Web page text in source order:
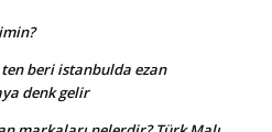
ten beri istanbulda ezan
denk gelir